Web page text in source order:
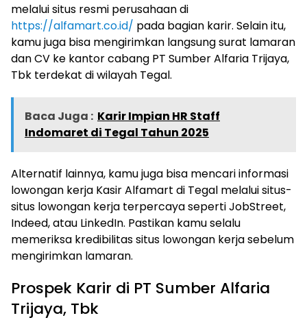
melalui situs resmi perusahaan di
https://alfamart.co.id/ pada bagian karir. Selain itu,
kamu juga bisa mengirimkan langsung surat lamaran
dan CV ke kantor cabang PT Sumber Alfaria Trijaya,
Tbk terdekat di wilayah Tegal.
Baca Juga : Karir Impian HR Staff
Indomaret di Tegal Tahun 2025
Alternatif lainnya, kamu juga bisa mencari informasi
lowongan kerja Kasir Alfamart di Tegal melalui situs-
situs lowongan kerja terpercaya seperti JobStreet,
Indeed, atau LinkedIn. Pastikan kamu selalu
memeriksa kredibilitas situs lowongan kerja sebelum
mengirimkan lamaran.
Prospek Karir di PT Sumber Alfaria
Trijaya, Tbk